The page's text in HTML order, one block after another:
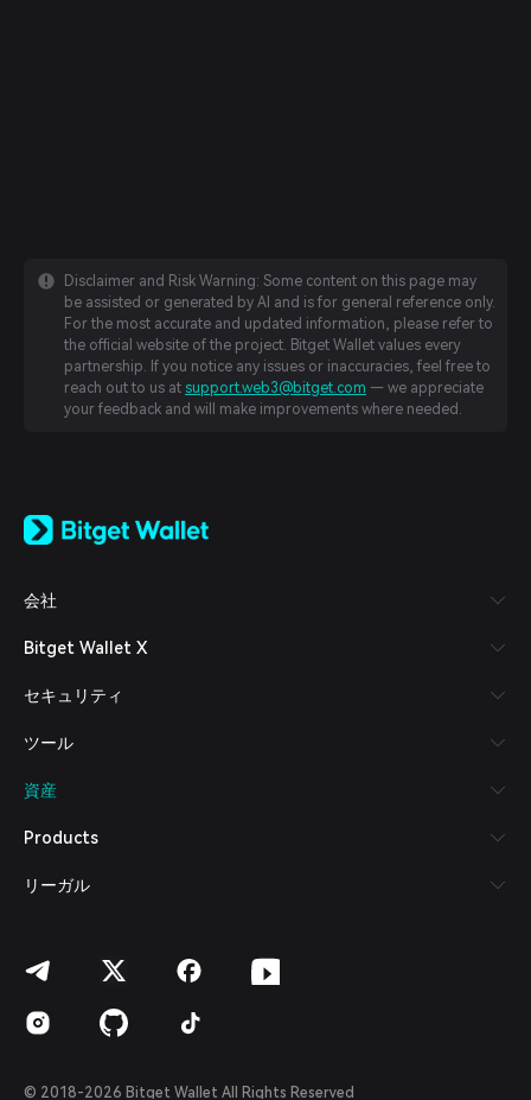
Disclaimer and Risk Warning: Some content on this page may
be assisted or generated by AI and is for general reference only.
For the most accurate and updated information, please refer to
the official website of the project. Bitget Wallet values every
partnership. If you notice any issues or inaccuracies, feel free to
reach out to us at support.web3@bitget.com — we appreciate
your feedback and will make improvements where needed.
日本語
Español (Latinoamérica)
Italiano
Deutsch
繁體中文
Bahasa Indonesia
Español (Argentina)
会社
Bitget Wallet X
セキュリティ
ツール
資産
Products
リーガル
© 2018-2026 Bitget Wallet All Rights Reserved